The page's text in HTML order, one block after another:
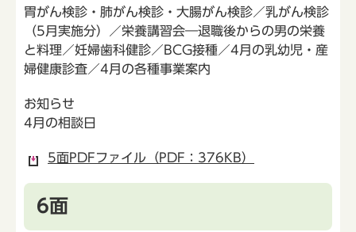
胃がん検診・肺がん検診・大腸がん検診／乳がん検診
（5月実施分）／栄養講習会―退職後からの男の栄養
と料理／妊婦歯科健診／BCG接種／4月の乳幼児・産
婦健康診査／4月の各種事業案内
お知らせ
4月の相談日
5面PDFファイル（PDF：376KB）
6面